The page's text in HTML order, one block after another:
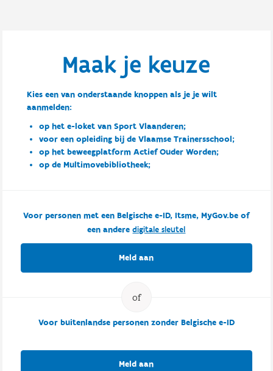
Maak je keuze
Kies een van onderstaande knoppen als je je wilt
aanmelden:
op het e-loket van Sport Vlaanderen;
voor een opleiding bij de Vlaamse Trainersschool;
op het beweegplatform Actief Ouder Worden;
op de Multimovebibliotheek;
Voor personen met een Belgische e-ID, Itsme, MyGov.be of
een anderedigitale sleutel
Meld aan
Voor buitenlandse personen zonder Belgische e-ID
Meld aan